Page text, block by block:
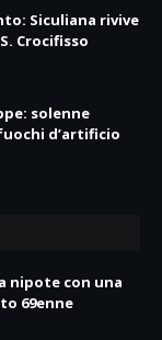
Siculiana rivive
Crocifisso
solenne
d’artificio
nipote con una
69enne